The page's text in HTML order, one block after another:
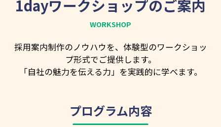
1dayワークショップのご案内
WORKSHOP
採用案内制作のノウハウを、体験型のワークショッ
プ形式でご提供します。
「自社の魅力を伝える力」を実践的に学べます。
プログラム内容